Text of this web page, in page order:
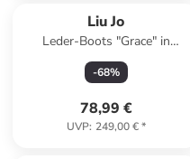
Liu Jo
Leder-Boots "Grace" in
Schwarz
-68%
78,99 €
UVP: 249,00 €*